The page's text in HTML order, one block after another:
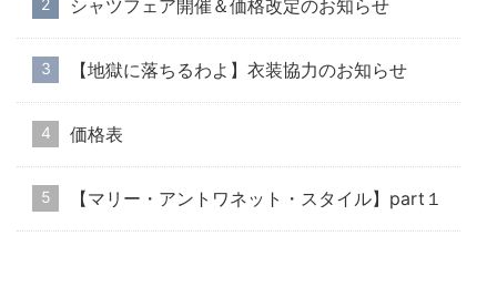
シャツフェア開催＆価格改定のお知らせ
【地獄に落ちるわよ】衣装協力のお知らせ
価格表
【マリー・アントワネット・スタイル】part１